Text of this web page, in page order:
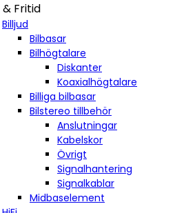
& Fritid
Billjud
Bilbasar
Bilhögtalare
Diskanter
Koaxialhögtalare
Billiga bilbasar
Bilstereo tillbehör
Anslutningar
Kabelskor
Övrigt
Signalhantering
Signalkablar
Midbaselement